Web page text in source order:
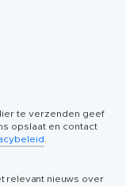
te verzenden geef
opslaat en contact
relevant nieuws over